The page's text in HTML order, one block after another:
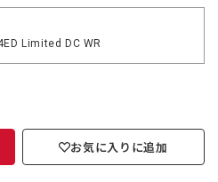
Limited DC WR
お気に入りに追加